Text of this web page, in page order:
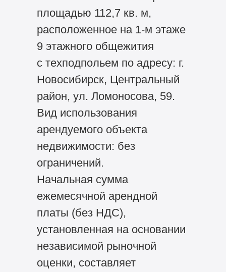
площадью 112,7 кв. м,
расположенное на 1-м этаже
9 этажного общежития
с техподпольем по адресу: г.
Новосибирск, Центральный
район, ул. Ломоносова, 59.
Вид использования
арендуемого объекта
недвижимости: без
ограничений.
Начальная сумма
ежемесячной арендной
платы (без НДС),
установленная на основании
независимой рыночной
оценки, составляет